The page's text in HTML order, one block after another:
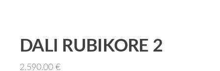
DALI RUBIKORE 2
2,590.00 €